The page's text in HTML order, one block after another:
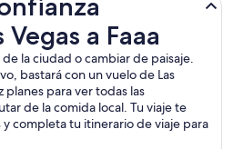
a Faaa
la ciudad o cambiar de paisaje.
bastará con un vuelo de Las
planes para ver todas las
de la comida local. Tu viaje te
y completa tu itinerario de viaje para